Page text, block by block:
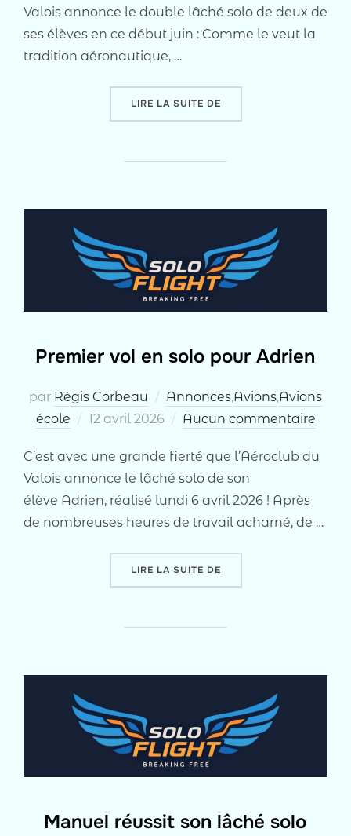
Valois annonce le double lâché solo de deux de
ses élèves en ce début juin : Comme le veut la
tradition aéronautique, …
LIRE LA SUITE DE« H₂O + ½ Ρ V² S C_Z :
Premier vol en solo pour Adrien
par Régis Corbeau Annonces,Avions,Avions
école
Publié
12 avril 2026 Aucun commentaire
C’est avec une grande fierté que l’Aéroclub du
Valois annonce le lâché solo de son
élève Adrien, réalisé lundi 6 avril 2026 ! Après
de nombreuses heures de travail acharné, de …
LIRE LA SUITE DE« PREMIER VOL EN
Manuel réussit son lâché solo